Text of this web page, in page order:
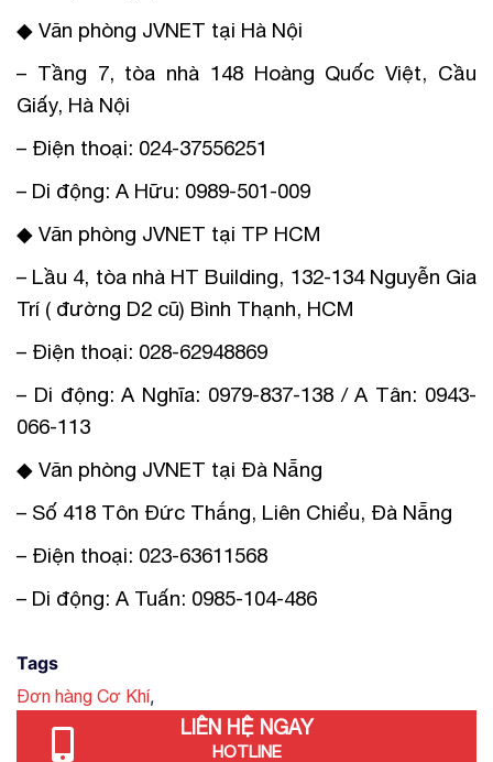
◆ Văn phòng JVNET tại Hà Nội
– Tầng 7, tòa nhà 148 Hoàng Quốc Việt, Cầu
Giấy, Hà Nội
– Điện thoại: 024-37556251
– Di động: A Hữu: 0989-501-009
◆ Văn phòng JVNET tại TP HCM
– Lầu 4, tòa nhà HT Building, 132-134 Nguyễn Gia
Trí ( đường D2 cũ) Bình Thạnh, HCM
– Điện thoại: 028-62948869
– Di động: A Nghĩa: 0979-837-138 / A Tân: 0943-
066-113
◆ Văn phòng JVNET tại Đà Nẵng
– Số 418 Tôn Đức Thắng, Liên Chiểu, Đà Nẵng
– Điện thoại: 023-63611568
– Di động: A Tuấn: 0985-104-486
Tags
Đơn hàng Cơ Khí,
LIÊN HỆ NGAY
HOTLINE